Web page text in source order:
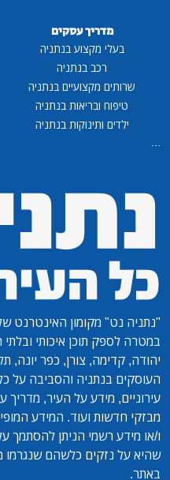
מדריך עסקים
בעלי מקצוע בנתניה
רכב בנתניה
שרותים מקצועיים בנתניה
טיפוח ובריאות בנתניה
ילדים ותינוקות בנתניה
...
"נתניה נט" מקומון האינטרנט
במטרה לספק תוכן איכותי
יהודה, קדימה, צורן, כפר יונה,
העוסקים בנתניה והסביבה על
עירוניים, מידע על העיר,
מבזקי חדשות ועוד. המידע
ו/או מידע רשמי הניתן להסתמך
שהיא על נזקים כלשהם
באתר.